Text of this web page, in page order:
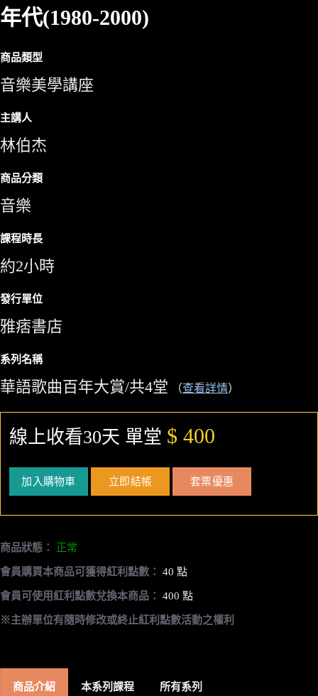
年代(1980-2000)
商品類型
音樂美學講座
主講人
林伯杰
商品分類
音樂
課程時長
約2小時
發行單位
雅痞書店
系列名稱
華語歌曲百年大賞/共4堂 （查看詳情）
線上收看30天 單堂 $ 400
加入購物車 立即結帳 套票優惠
商品狀態： 正常
會員購買本商品可獲得紅利點數： 40 點
會員可使用紅利點數兌換本商品： 400 點
※主辦單位有隨時修改或終止紅利點數活動之權利
商品介紹 本系列課程 所有系列